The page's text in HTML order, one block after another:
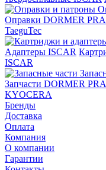
Оправки DORMER
TaeguTec
Адаптеры ISCAR
ISCAR
Запчасти DORMER
KYOCERA
Бренды
Доставка
Оплата
Компания
О компании
Гарантии